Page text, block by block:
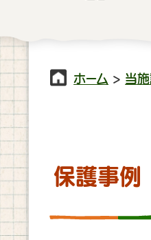
ホーム > 当
保護事例